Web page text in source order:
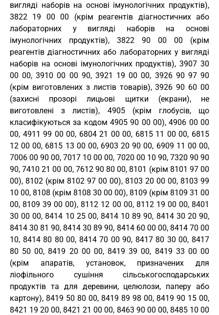
вигляді наборів на основі імунологічних продуктів),
3822 19 00 00 (крім реагентів діагностичних або
лабораторних у вигляді наборів на основі
імунологічних продуктів), 3822 90 00 00 (крім
реагентів діагностичних або лабораторних у вигляді
наборів на основі імунологічних продуктів), 3907 30
00 00, 3910 00 00 90, 3921 19 00 00, 3926 90 97 90
(крім виготовлених з листів товарів), 3926 90 60 00
(захисні прозорі лицьові щитки (екрани), не
виготовлені з листів), 4905 (крім глобусів, що
класифікуються за кодом 4905 90 00 00), 4906 00 00
00, 4911 99 00 00, 6804 21 00 00, 6815 11 00 00, 6815
12 00 00, 6815 13 00 00, 6903 20 90 00, 6909 11 00 00,
7006 00 90 00, 7017 10 00 00, 7020 00 10 90, 7320 90 90
90, 7410 21 00 00, 7612 90 80 00, 8101 (крім 8101 97 00
00), 8102 (крім 8102 97 00 00), 8103 20 00 00, 8103 99
10 00, 8108 (крім 8108 30 00 00), 8109 (крім 8109 31 00
00, 8109 39 00 00), 8112 12 00 00, 8112 19 00 00, 8401
30 00 00, 8414 10 25 00, 8414 10 89 90, 8414 30 20 90,
8414 30 81 90, 8414 30 89 90, 8414 60 00 00, 8414 70 00
10, 8414 80 80 00, 8414 70 00 90, 8417 80 30 00, 8417
80 50 00, 8419 20 00 00, 8419 39 00, 8419 33 00 00
(крім апаратів, установок, призначених для
ліофільного сушіння сільськогосподарських
продуктів та для деревини, целюлози, паперу або
картону), 8419 50 80 00, 8419 89 98 00, 8419 90 15 00,
8421 19 20 00, 8421 21 00 00, 8463 90 00 00, 8485 10 00